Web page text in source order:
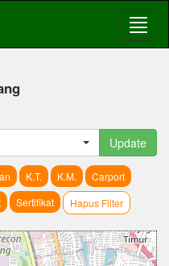
Update
K.T. K.M.
Carport
Sertifikat Hapus Filter